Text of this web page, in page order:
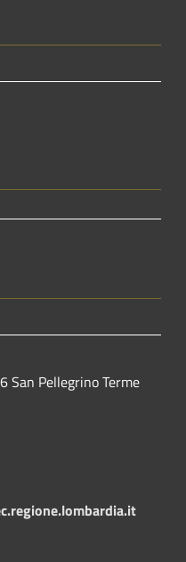
San Pellegrino Terme